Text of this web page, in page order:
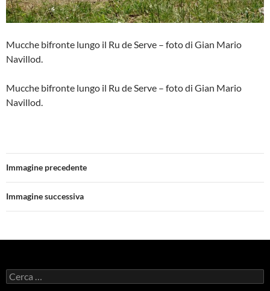
Mucche bifronte lungo il Ru de Serve – foto di Gian Mario
Navillod.
Mucche bifronte lungo il Ru de Serve – foto di Gian Mario
Navillod.
Immagine precedente
Immagine successiva
Ricerca
per: